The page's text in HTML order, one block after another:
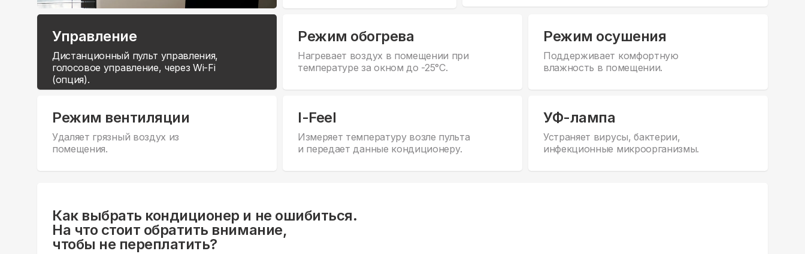
Управление
Дистанционный пульт управления,
голосовое управление, через Wi-Fi
(опция).
Режим обогрева
Нагревает воздух в помещении при
температуре за окном до -25°С.
Режим осушения
Поддерживает комфортную
влажность в помещении.
Режим вентиляции
Удаляет грязный воздух из
помещения.
I-Feel
Измеряет температуру возле пульта
и передает данные кондиционеру.
УФ-лампа
Устраняет вирусы, бактерии,
инфекционные микроорганизмы.
Как выбрать кондиционер и не ошибиться.
На что стоит обратить внимание,
чтобы не переплатить?